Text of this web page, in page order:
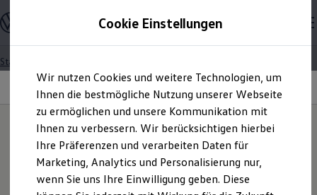
Hauptinhalt
springen
Footer
springen
Modelle und Konfigurator
Konfigurator
Modelle vergleichen
Elektroautos
ENERGY Sondermodelle
Nutzfahrzeuge
SUV und CUV
Familienautos
Kombis
Kompaktwagen
Sportwagen
Schnell verfügbare Fahrzeuge
Startseite
Assistenzsysteme
IQ.DRIVE & IQ.LIGHT
Automatische Distanzregelung ACC
Hält Abstand.Und
Cookie Einstellungen
Wir nutzen Cookies und weitere Technologien, um
Ihnen die bestmögliche Nutzung unserer Webseite
zu ermöglichen und unsere Kommunikation mit
Ihnen zu verbessern. Wir berücksichtigen hierbei
Ihre Präferenzen und verarbeiten Daten für
Marketing, Analytics und Personalisierung nur,
wenn Sie uns Ihre Einwilligung geben. Diese